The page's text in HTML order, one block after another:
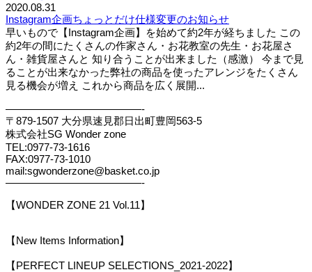
2020.08.31
Instagram企画ちょっとだけ仕様変更のお知らせ
早いもので【Instagram企画】を始めて約2年が経ちました この
約2年の間にたくさんの作家さん・お花教室の先生・お花屋さ
ん・雑貨屋さんと 知り合うことが出来ました（感激） 今まで見
ることが出来なかった弊社の商品を使ったアレンジをたくさん
見る機会が増え これから商品を広く展開...
—————————————-
〒879-1507 大分県速見郡日出町豊岡563-5
株式会社SG Wonder zone
TEL:0977-73-1616
FAX:0977-73-1010
mail:sgwonderzone@basket.co.jp
—————————————-
【WONDER ZONE 21 Vol.11】
【New Items Information】
【PERFECT LINEUP SELECTIONS_2021-2022】